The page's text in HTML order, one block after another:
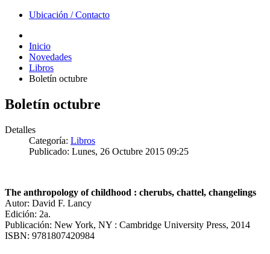
Ubicación / Contacto
Inicio
Novedades
Libros
Boletín octubre
Boletín octubre
Detalles
Categoría: Libros
Publicado: Lunes, 26 Octubre 2015 09:25
The anthropology of childhood : cherubs, chattel, changelings
Autor: David F. Lancy
Edición: 2a.
Publicación: New York, NY : Cambridge University Press, 2014
ISBN: 9781807420984